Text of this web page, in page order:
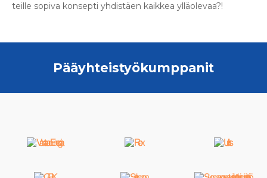
teille sopiva konsepti yhdistäen kaikkea ylläolevaa?!
Pääyhteistyökumppanit